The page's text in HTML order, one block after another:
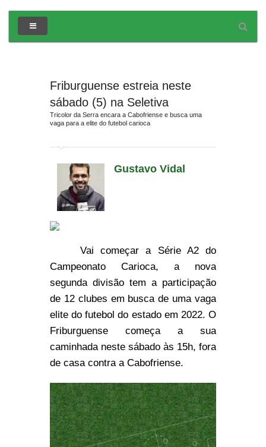
Friburguense estreia neste
sábado (5) na Seletiva
Tricolor da Serra encara a Cabofriense e busca uma
vaga para a elite do futebol carioca
Gustavo Vidal
Vai começar a Série A2 do
Campeonato Carioca, a nova
segunda divisão tem a participação
de 12 clubes em busca de uma vaga
elite do futebol do estado em 2022. O
Friburguense começa a sua
caminhada neste sábado às 15h, fora
de casa contra a Cabofriense.